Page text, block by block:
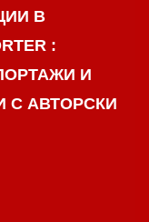
В
:
И
С АВТОРСКИ